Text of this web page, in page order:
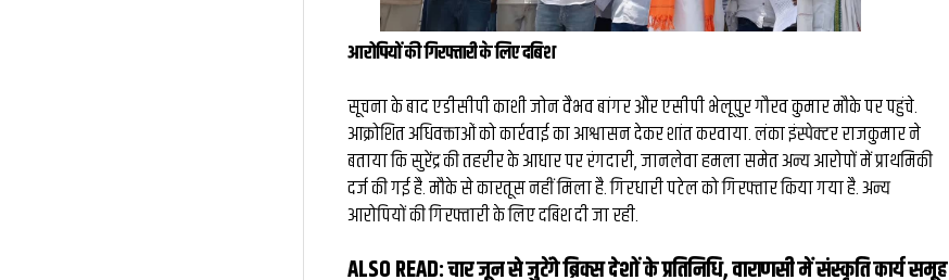
आरोपियों की गिरफ्तारी के लिए दबिश
सूचना के बाद एडीसीपी काशी जोन वैभव बांगर और एसीपी भेलूपुर गौरव कुमार मौके पर पहुंचे.
आक्रोशित अधिवक्ताओं को कार्रवाई का आश्वासन देकर शांत करवाया. लंका इंस्पेक्टर राजकुमार ने
बताया कि सुरेंद्र की तहरीर के आधार पर रंगदारी, जानलेवा हमला समेत अन्य आरोपों में प्राथमिकी
दर्ज की गई है. मौके से कारतूस नहीं मिला है. गिरधारी पटेल को गिरफ्तार किया गया है. अन्य
आरोपियों की गिरफ्तारी के लिए दबिश दी जा रही.
ALSO READ:चार जून से जुटेंगे ब्रिक्स देशों के प्रतिनिधि, वाराणसी में संस्कृति कार्य समूह